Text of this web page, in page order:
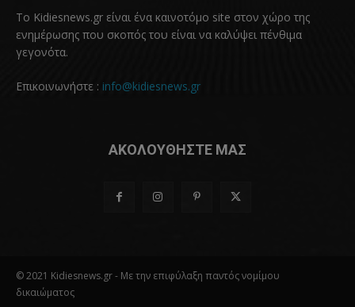
Το Kidiesnews.gr είναι ένα καινοτόμο site στον χώρο της
ενημέρωσης που σκοπός του είναι να καλύψει πένθιμα
γεγονότα.
Επικοινωνήστε : info@kidiesnews.gr
ΑΚΟΛΟΥΘΗΣΤΕ ΜΑΣ
© 2021 Kidiesnews.gr - Με την επιφύλαξη παντός νομίμου
δικαιώματος